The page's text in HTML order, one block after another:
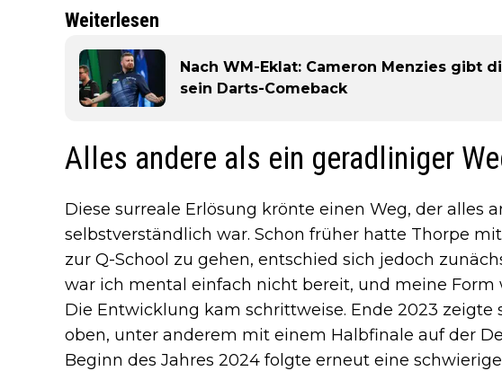
Weiterlesen
Nach WM-Eklat: Cameron Menzies gibt
sein Darts-Comeback
Alles andere als ein geradliniger
Diese surreale Erlösung krönte einen Weg, der alles
selbstverständlich war. Schon früher hatte Thorpe
zur Q-School zu gehen, entschied sich jedoch
war ich mental einfach nicht bereit, und meine Form
Die Entwicklung kam schrittweise. Ende 2023 zeigte
oben, unter anderem mit einem Halbfinale auf der
Beginn des Jahres 2024 folgte erneut eine schwierige